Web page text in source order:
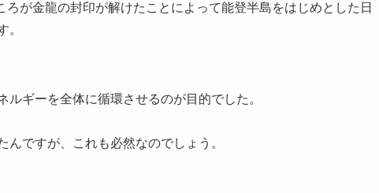
ろが金龍の封印が解けたことによって能登半島をはじめとした日
。
ギーを全体に循環させるのが目的でした。
ですが、これも必然なのでしょう。